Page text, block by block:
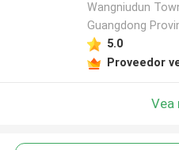
Wangniudun
Guangdong
5.0
Proveedor
Vea